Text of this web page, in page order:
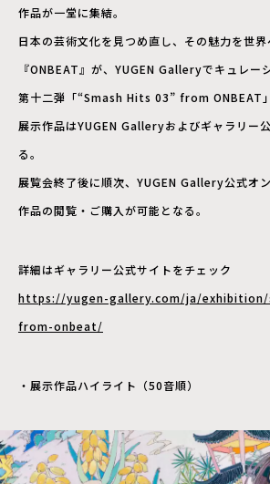
作品が一堂に集結。
日本の芸術文化を見つめ直し、その魅力を世界
『ONBEAT』が、YUGEN Galleryでキュレー
第十二弾「“Smash Hits 03” from ONBEAT」
展示作品はYUGEN Galleryおよびギャラリー
る。
展覧会終了後に順次、YUGEN Gallery公式オ
作品の閲覧・ご購入が可能となる。
詳細はギャラリー公式サイトをチェック
https://yugen-gallery.com/ja/exhibition/
from-onbeat/
・展示作品ハイライト（50音順）